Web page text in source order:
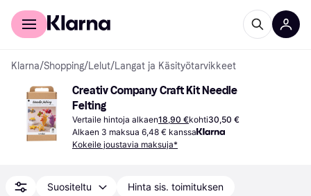
Kuluttajille
Klarna/Shopping/Lelut/Langat ja Käsityötarvikkeet
Creativ Company Craft Kit Needle
Felting
Vertaile hintoja alkaen18,90 €kohti30,50 €
Alkaen 3 maksua 6,48 € kanssa
Kokeile joustavia maksuja*
Suositeltu Hinta sis. toimituksen